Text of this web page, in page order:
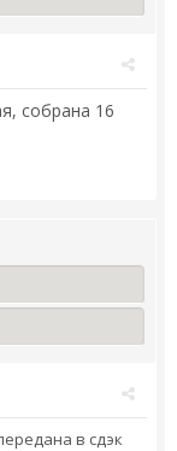
собрана 16
в сдэк